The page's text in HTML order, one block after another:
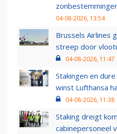
04-08-2026, 13:54
Brussels Airlines
streep door
04-08-2026, 11:47
Stakingen en
winst Lufthansa
04-08-2026, 11:38
Staking dreigt
cabinepersoneel